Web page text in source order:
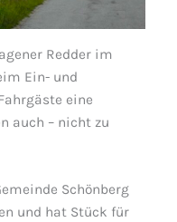
Redder im
Ein- und
eine
auch – nicht zu
Schönberg
und hat Stück für